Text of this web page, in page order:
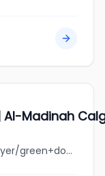
Al-Madinah
jobbank.gc.ca/browsejobs/employer/green+dome+society+%7C+al-madinah+calgary+islamic+assembly/ca